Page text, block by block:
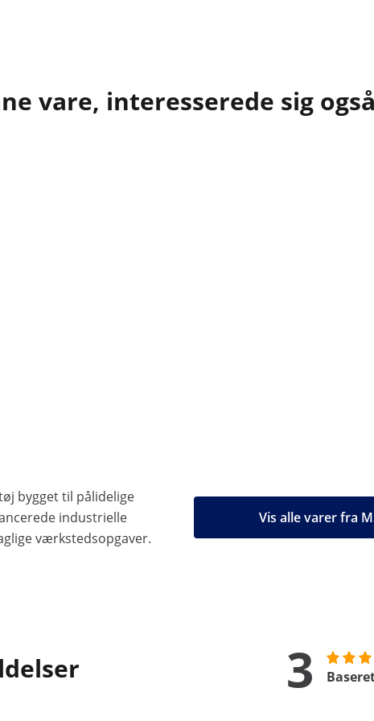
vare, interesserede sig
bygget til pålidelige
industrielle
værkstedsopgaver.
Vis alle varer fra
3